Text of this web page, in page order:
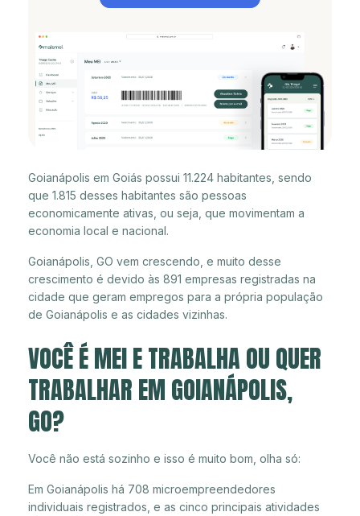
Goianápolis em Goiás possui 11.224 habitantes, sendo
que 1.815 desses habitantes são pessoas
economicamente ativas, ou seja, que movimentam a
economia local e nacional.
Goianápolis, GO vem crescendo, e muito desse
crescimento é devido às 891 empresas registradas na
cidade que geram empregos para a própria população
de Goianápolis e as cidades vizinhas.
VOCÊ É MEI E TRABALHA OU QUER
TRABALHAR EM GOIANÁPOLIS,
GO?
Você não está sozinho e isso é muito bom, olha só:
Em Goianápolis há 708 microempreendedores
individuais registrados, e as cinco principais atividades